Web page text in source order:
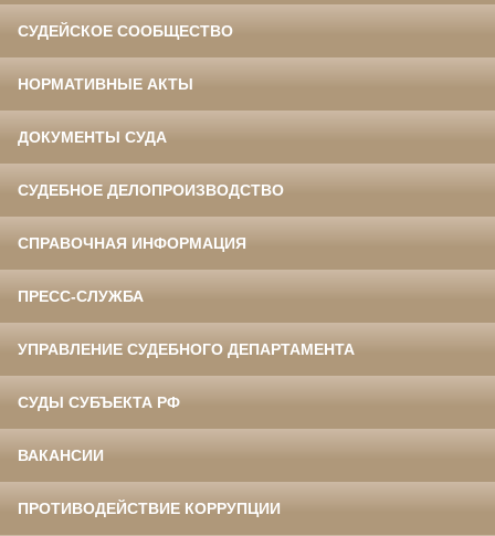
СУДЕЙСКОЕ СООБЩЕСТВО
НОРМАТИВНЫЕ АКТЫ
ДОКУМЕНТЫ СУДА
СУДЕБНОЕ ДЕЛОПРОИЗВОДСТВО
СПРАВОЧНАЯ ИНФОРМАЦИЯ
ПРЕСС-СЛУЖБА
УПРАВЛЕНИЕ СУДЕБНОГО ДЕПАРТАМЕНТА
СУДЫ СУБЪЕКТА РФ
ВАКАНСИИ
ПРОТИВОДЕЙСТВИЕ КОРРУПЦИИ